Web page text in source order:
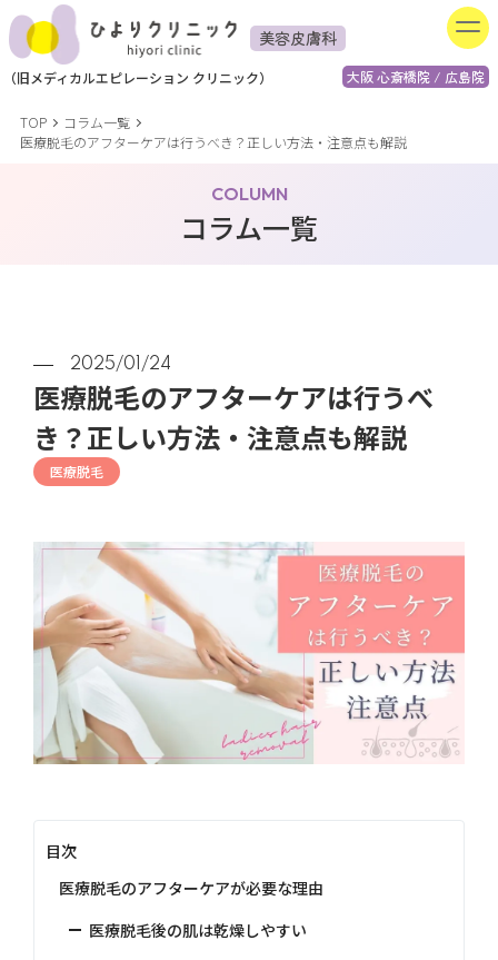
美容皮膚科
大阪 心斎橋院 / 広島院
（旧メディカルエピレーション クリニック）
TOP
コラム一覧
医療脱毛のアフターケアは行うべき？正しい方法・注意点も解説
COLUMN
コラム一覧
2025/01/24
医療脱毛のアフターケアは行うべ
き？正しい方法・注意点も解説
医療脱毛
目次
医療脱毛のアフターケアが必要な理由
医療脱毛後の肌は乾燥しやすい